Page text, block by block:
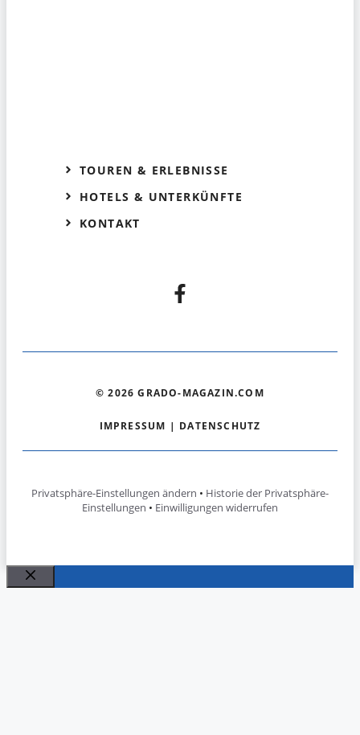
TOUREN & ERLEBNISSE
HOTELS & UNTERKÜNFTE
KONTAKT
© 2026 GRADO-MAGAZIN.COM
IMPRESSUM | DATENSCHUTZ
Privatsphäre-Einstellungen ändern • Historie der Privatsphäre-
Einstellungen • Einwilligungen widerrufen
Schließen